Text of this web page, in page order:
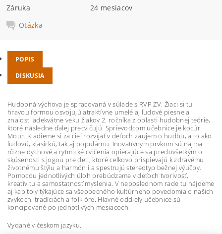
Záruka
24 mesiacov
Otázka
POPIS
DISKUSIA
Hudobná výchova je spracovaná v súlade s RVP ZV. Žiaci si tu
hravou formou osvojujú atraktívne umelé aj ľudové piesne a
znalosti adekvátne veku žiakov 2. ročníka z oblasti hudobnej teórie,
ktoré následne ďalej precvičujú. Sprievodcom učebnice je kocúr
Mour. Kladieme si za cieľ rozvíjať v deťoch záujem o hudbu, a to ako
ľudovú, klasickú, tak aj populárnu. Inovatívnym prvkom sú najmä
rôzne dychové a rytmické cvičenia opierajúce sa predovšetkým o
skúsenosti s jogou pre deti, ktoré celkovo prispievajú k zdravému
životnému štýlu a harmónii a spestrujú stereotyp bežnej výučby.
Pomocou jednotlivých úloh prebúdzame v deťoch tvorivosť,
kreativitu a samostatnosť myslenia. V neposlednom rade tu nájdeme
aj kapitoly týkajúce sa všeobecného kultúrneho povedomia o našich
zvykoch, tradíciách a folklóre. Hlavné oddiely učebnice sú
koncipované po jednotlivých mesiacoch.
Vydané v českom jazyku.